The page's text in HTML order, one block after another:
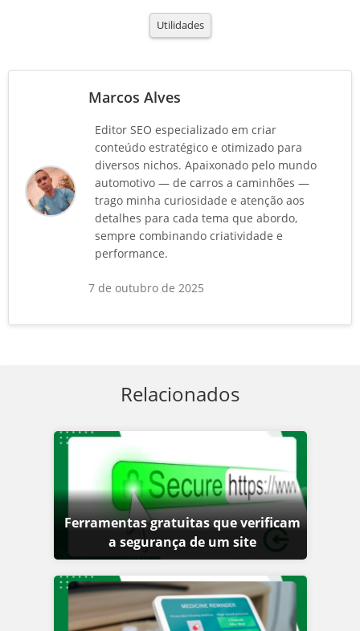
Utilidades
Marcos Alves
Editor SEO especializado em criar
conteúdo estratégico e otimizado para
diversos nichos. Apaixonado pelo mundo
automotivo — de carros a caminhões —
trago minha curiosidade e atenção aos
detalhes para cada tema que abordo,
sempre combinando criatividade e
performance.
7 de outubro de 2025
Relacionados
Ferramentas gratuitas que verificam
a segurança de um site